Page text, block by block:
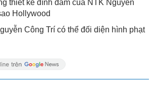
thiết kế đình đám của NTK Nguyễn
Hollywood
Công Trí có thể đối diện hình phạt